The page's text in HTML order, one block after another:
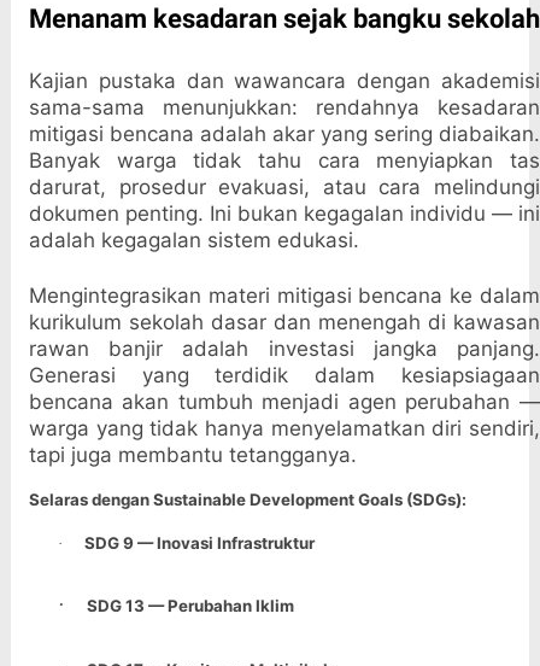
Menanam kesadaran sejak bangku sekolah
Kajian pustaka dan wawancara dengan akademisi
sama-sama menunjukkan: rendahnya kesadaran
mitigasi bencana adalah akar yang sering diabaikan.
Banyak warga tidak tahu cara menyiapkan tas
darurat, prosedur evakuasi, atau cara melindungi
dokumen penting. Ini bukan kegagalan individu — ini
adalah kegagalan sistem edukasi.
Mengintegrasikan materi mitigasi bencana ke dalam
kurikulum sekolah dasar dan menengah di kawasan
rawan banjir adalah investasi jangka panjang.
Generasi yang terdidik dalam kesiapsiagaan
bencana akan tumbuh menjadi agen perubahan —
warga yang tidak hanya menyelamatkan diri sendiri,
tapi juga membantu tetangganya.
Selaras dengan Sustainable Development Goals (SDGs):
· SDG 9 — Inovasi Infrastruktur
· SDG 13 — Perubahan Iklim